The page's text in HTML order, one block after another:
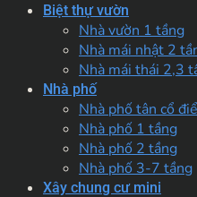
Biệt thự vườn
Nhà vườn 1 tầng
Nhà mái nhật 2
Nhà mái thái 2,3
Nhà phố
Nhà phố tân cổ
Nhà phố 1 tầng
Nhà phố 2 tầng
Nhà phố 3-7 tầng
Xây chung cư mini